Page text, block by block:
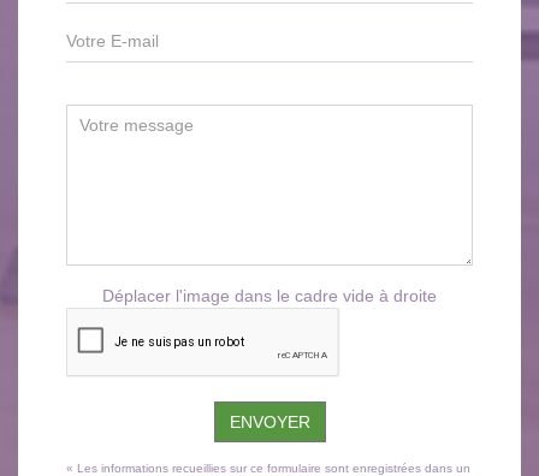
Déplacer l'image dans le cadre vide à droite
ENVOYER
« Les informations recueillies sur ce formulaire sont enregistrées dans un